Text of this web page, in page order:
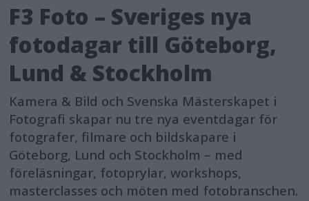
F3 Foto – Sveriges nya
fotodagar till Göteborg,
Lund & Stockholm
Kamera & Bild och Svenska Mästerskapet i
Fotografi skapar nu tre nya eventdagar för
fotografer, filmare och bildskapare i
Göteborg, Lund och Stockholm – med
föreläsningar, fotoprylar, workshops,
masterclasses och möten med fotobranschen.